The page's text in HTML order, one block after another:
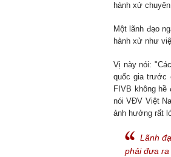
hành xử
Một lãnh đạo
hành xử như
Vị này nói:
quốc gia trước
FIVB không
nói VĐV Việt
ảnh hưởng rất
Lãnh
phải đưa ra